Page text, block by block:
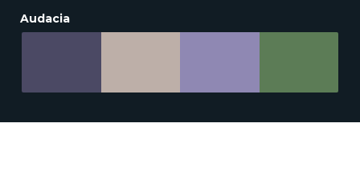
Audacia